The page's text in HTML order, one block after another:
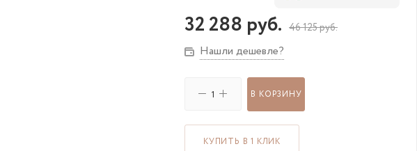
32 288 руб. 46 125руб.
Нашли дешевле?
В КОРЗИНУ
КУПИТЬ В 1 КЛИК